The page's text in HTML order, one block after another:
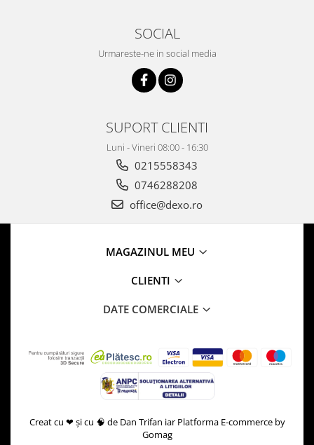
SOCIAL
Urmareste-ne in social media
SUPORT CLIENTI
Luni - Vineri 08:00 - 16:30
0215558343
0746288208
office@dexo.ro
MAGAZINUL MEU
CLIENTI
DATE COMERCIALE
Creat cu ❤ și cu 🧠 de Dan Trifan iar Platforma E-commerce by
Gomag